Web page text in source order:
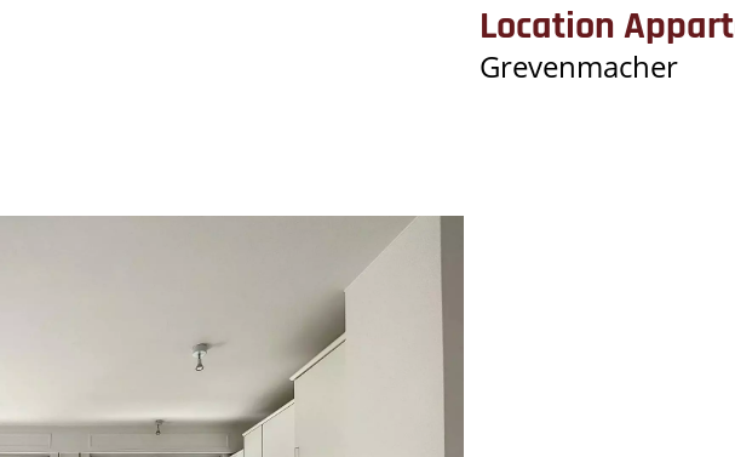
Location
Grevenmacher